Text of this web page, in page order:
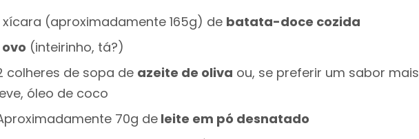
xícara (aproximadamente 165g) de batata-doce cozida
ovo (inteirinho, tá?)
colheres de sopa de azeite de oliva ou, se preferir um sabor mais
óleo de coco
70g de leite em pó desnatado